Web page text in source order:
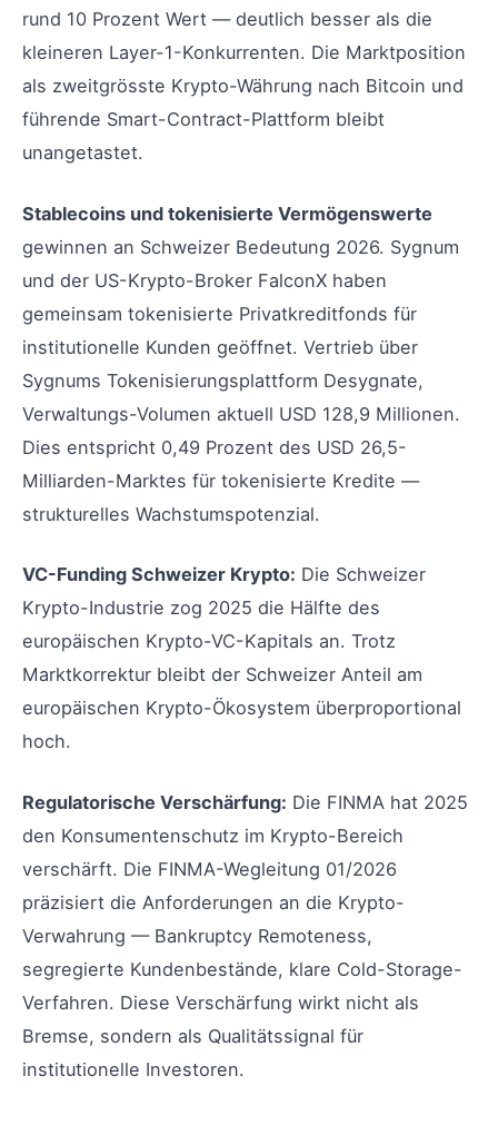
rund 10 Prozent Wert — deutlich besser als die
kleineren Layer-1-Konkurrenten. Die Marktposition
als zweitgrösste Krypto-Währung nach Bitcoin und
führende Smart-Contract-Plattform bleibt
unangetastet.
Stablecoins und tokenisierte Vermögenswerte
gewinnen an Schweizer Bedeutung 2026. Sygnum
und der US-Krypto-Broker FalconX haben
gemeinsam tokenisierte Privatkreditfonds für
institutionelle Kunden geöffnet. Vertrieb über
Sygnums Tokenisierungsplattform Desygnate,
Verwaltungs-Volumen aktuell USD 128,9 Millionen.
Dies entspricht 0,49 Prozent des USD 26,5-
Milliarden-Marktes für tokenisierte Kredite —
strukturelles Wachstumspotenzial.
VC-Funding Schweizer Krypto: Die Schweizer
Krypto-Industrie zog 2025 die Hälfte des
europäischen Krypto-VC-Kapitals an. Trotz
Marktkorrektur bleibt der Schweizer Anteil am
europäischen Krypto-Ökosystem überproportional
hoch.
Regulatorische Verschärfung: Die FINMA hat 2025
den Konsumentenschutz im Krypto-Bereich
verschärft. Die FINMA-Wegleitung 01/2026
präzisiert die Anforderungen an die Krypto-
Verwahrung — Bankruptcy Remoteness,
segregierte Kundenbestände, klare Cold-Storage-
Verfahren. Diese Verschärfung wirkt nicht als
Bremse, sondern als Qualitätssignal für
institutionelle Investoren.